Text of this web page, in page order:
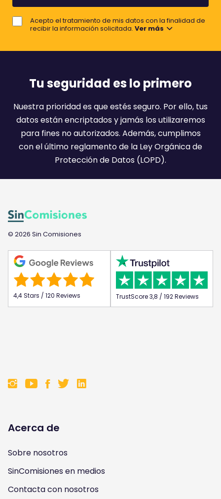
r
e
j
o
e
Acepto el tratamiento de mis datos con la finalidad de
recibir la información solicitada. Ver más
Tu seguridad es lo primero
Nuestra prioridad es que estés seguro. Por ello, tus
datos están encriptados y jamás los utilizaremos
para fines no autorizados. Además, cumplimos
con el último reglamento de la Ley Orgánica de
Protección de Datos (LOPD).
© 2026 Sin Comisiones
4,4 Stars / 120 Reviews TrustScore 3,8 / 192 Reviews
F
l
l
o
w
F
l
o
w
F
l
o
w
F
l
o
w
Acerca de
Sobre nosotros
SinComisiones en medios
Contacta con nosotros